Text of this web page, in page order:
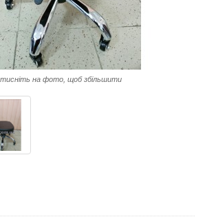
на фото, щоб збільшити